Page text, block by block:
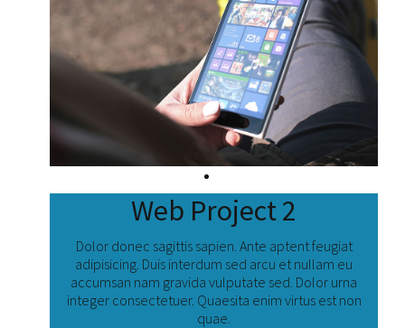
Web Project 2
Dolor donec sagittis sapien. Ante aptent feugiat
adipisicing. Duis interdum sed arcu et nullam eu
accumsan nam gravida vulputate sed. Dolor urna
integer consectetuer. Quaesita enim virtus est non
quae.